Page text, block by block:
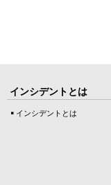
インシデントとは
インシデントとは